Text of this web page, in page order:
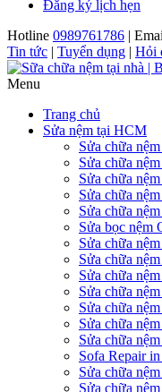
Đăng ký lịch hẹn
Hotline 0989761786 |
Tin tức | Tuyển dụng | Hỏi
Menu
Trang chủ
Sửa nệm tại HCM
Sửa chữa
Sửa chữa
Sửa chữa
Sửa chữa
Sửa chữa
Sửa bọc nệm
Sửa chữa
Sửa chữa
Sửa chữa
Sửa chữa
Sửa chữa
Sửa chữa
Sửa chữa
Sofa Repair
Sửa chữa
Sửa chữa